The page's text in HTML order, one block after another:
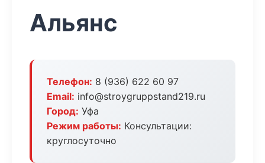
Альянс
Телефон: 8 (936) 622 60 97
Email: info@stroygruppstand219.ru
Город: Уфа
Режим работы: Консультации:
круглосуточно